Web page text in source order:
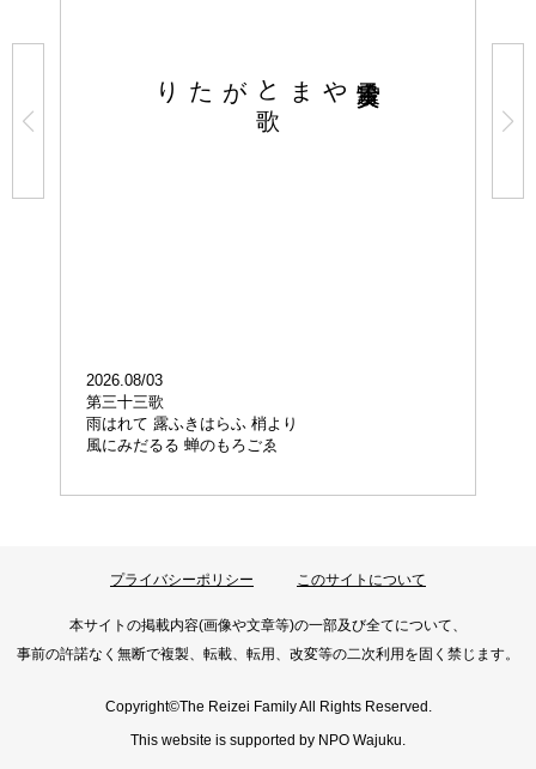
やまと
歌
がたり
2026.08/03
第三十三歌
雨はれて 露ふきはらふ 梢より
風にみだるる 蝉のもろごゑ
プライバシーポリシー このサイトについて
本サイトの掲載内容(画像や文章等)の一部及び全てについて、
事前の許諾なく無断で複製、転載、転用、 改変等の二次利用を固く禁じます。
Copyright©The Reizei Family All Rights Reserved.
This website is supported by NPO Wajuku.